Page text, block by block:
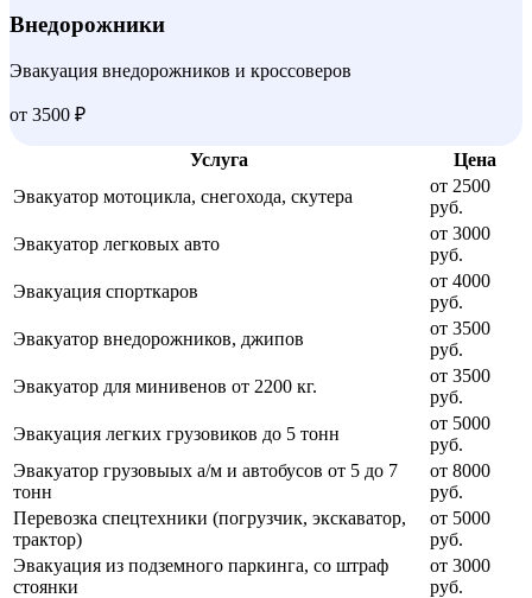
Внедорожники
Эвакуация внедорожников и кроссоверов
от 3500 ₽
Услуга
Цена
Эвакуатор мотоцикла, снегохода, скутера
от 2500
руб.
Эвакуатор легковых авто
от 3000
руб.
Эвакуация спорткаров
от 4000
руб.
Эвакуатор внедорожников, джипов
от 3500
руб.
Эвакуатор для минивенов от 2200 кг.
от 3500
руб.
Эвакуация легких грузовиков до 5 тонн
от 5000
руб.
Эвакуатор грузовыых а/м и автобусов от 5 до 7
тонн
от 8000
руб.
Перевозка спецтехники (погрузчик, экскаватор,
трактор)
от 5000
руб.
Эвакуация из подземного паркинга, со штраф
стоянки
от 3000
руб.